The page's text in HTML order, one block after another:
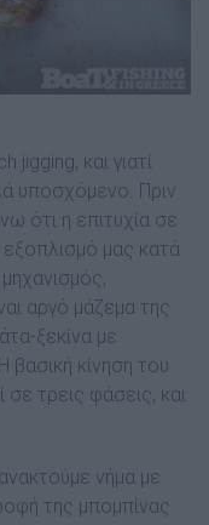
jigging, και γιατί
υποσχόµενο. Πριν
ότι η επιτυχία σε
εξοπλισµό µας κατά
αργό µάζεµα της
ξεκίνα µε
βασική κίνηση του
τρεις φάσεις, και
νήµα µε
της µποµπίνας